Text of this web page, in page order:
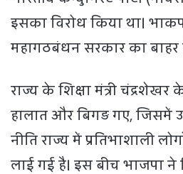
इसका विरोध किया था।
महागठबंधन सरकार का बाहर
राज्य के शिक्षा मंत्री
हालात और बिगड़ गए, जिसमें
नीति राज्य में प्रतिभाशाली
लाई गई है। इस बीच भाजपा ने